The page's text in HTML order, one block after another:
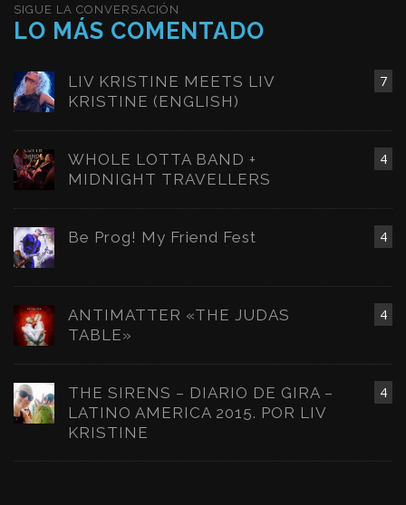
SIGUE LA CONVERSACIÓN
LO MÁS COMENTADO
7
LIV KRISTINE MEETS LIV
KRISTINE (ENGLISH)
4
WHOLE LOTTA BAND +
MIDNIGHT TRAVELLERS
4
Be Prog! My Friend Fest
4
ANTIMATTER «THE JUDAS
TABLE»
4
THE SIRENS – DIARIO DE GIRA –
LATINO AMERICA 2015. POR LIV
KRISTINE